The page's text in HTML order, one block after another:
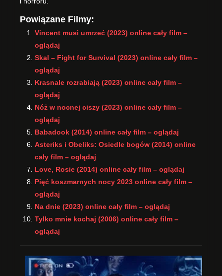
Powiązane Filmy:
Vincent musi umrzeć (2023) online cały film –
oglądaj
Skal – Fight for Survival (2023) online cały film –
oglądaj
Krasnale rozrabiają (2023) online cały film –
oglądaj
Nóż w nocnej ciszy (2023) online cały film –
oglądaj
Babadook (2014) online cały film – oglądaj
Asteriks i Obeliks: Osiedle bogów (2014) online
cały film – oglądaj
Love, Rosie (2014) online cały film – oglądaj
Pięć koszmarnych nocy 2023 online cały film –
oglądaj
Na dnie (2023) online cały film – oglądaj
Tylko mnie kochaj (2006) online cały film –
oglądaj